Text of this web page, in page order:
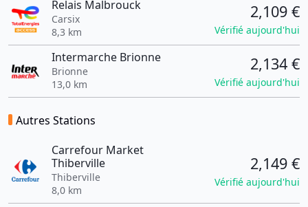
Relais Malbrouck
Carsix
8,3 km
2,109 €
Vérifié aujourd'hui
Intermarche Brionne
Brionne
13,0 km
2,134 €
Vérifié aujourd'hui
Autres Stations
Carrefour Market
Thiberville
Thiberville
8,0 km
2,149 €
Vérifié aujourd'hui